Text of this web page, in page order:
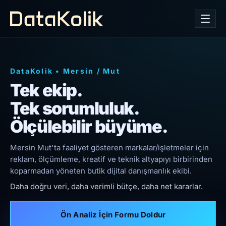
DataKolik • Mersin / Mut
Tek ekip.
Tek sorumluluk.
Ölçülebilir büyüme.
Mersin Mut'ta faaliyet gösteren markalar/işletmeler için
reklam, ölçümleme, kreatif ve teknik altyapıyı birbirinden
koparmadan yöneten butik dijital danışmanlık ekibi.
Daha doğru veri, daha verimli bütçe, daha net kararlar.
Ön Analiz İçin Formu Doldur